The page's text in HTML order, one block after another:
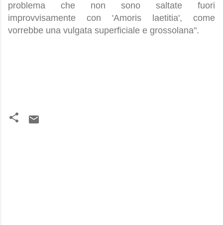
problema che non sono saltate fuori
improvvisamente con 'Amoris laetitia', come
vorrebbe una vulgata superficiale e grossolana".